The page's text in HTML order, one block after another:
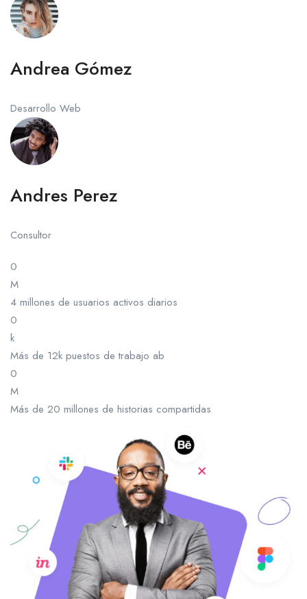
Andrea Gómez
Desarrollo Web
Andres Perez
Consultor
0
M
4 millones de usuarios activos diarios
0
k
Más de 12k puestos de trabajo ab
0
M
Más de 20 millones de historias compartidas